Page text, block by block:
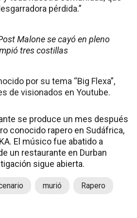
pérdida.”
Malone se cayó en pleno
tres costillas
por su tema “Big Flexa”,
de visionados en Youtube.
se produce un mes después
conocido rapero en Sudáfrica,
El músico fue abatido a
un restaurante en Durban
sigue abierta.
murió Rapero